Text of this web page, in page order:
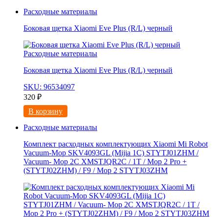
Расходные материалы
Боковая щетка Xiaomi Eve Plus (R/L) черный
Расходные материалы
Боковая щетка Xiaomi Eve Plus (R/L) черный
SKU: 96534097
320 ₽
В корзину
Расходные материалы
Комплект расходных комплектующих Xiaomi Mi Robot
Vacuum-Mop SKV4093GL (Mijia 1C) STYTJ01ZHM /
Vacuum- Mop 2C XMSTJQR2C / 1T / Mop 2 Pro +
(STYTJ02ZHM) / F9 / Mop 2 STYTJ03ZHM